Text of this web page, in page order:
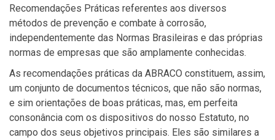
Recomendações Práticas referentes aos diversos
métodos de prevenção e combate à corrosão,
independentemente das Normas Brasileiras e das próprias
normas de empresas que são amplamente conhecidas.
As recomendações práticas da ABRACO constituem, assim,
um conjunto de documentos técnicos, que não são normas,
e sim orientações de boas práticas, mas, em perfeita
consonância com os dispositivos do nosso Estatuto, no
campo dos seus objetivos principais. Eles são similares a